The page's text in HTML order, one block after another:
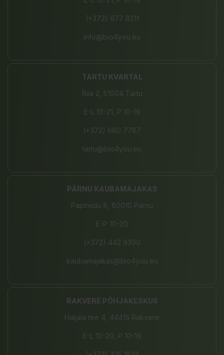
(+372) 677 8211
info@bio4you.eu
TARTU KVARTAL
Riia 2, 51004 Tartu
E-L 10-21, P 10-19
(+372) 680 7787
tartu@bio4you.eu
PÄRNU KAUBAMAJAKAS
Papiniidu 8, 80010 Pärnu
E-P 10-20
(+372) 442 9390
kaubamajakas@bio4you.eu
RAKVERE PÕHJAKESKUS
Haljala tee 4, 44415 Rakvere
E-L 10-20, P 10-19